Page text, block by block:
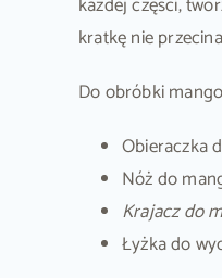
kratkę nie
Do obróbki
Obieraczka
Nóż do
Krajacz do
Łyżka do